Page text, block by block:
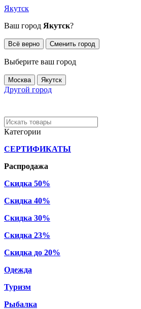
Якутск
Ваш город Якутск?
Всё верно Сменить город
Выберите ваш город
Москва Якутск
Другой город
Категории
СЕРТИФИКАТЫ
Распродажа
Скидка 50%
Скидка 40%
Скидка 30%
Скидка 23%
Скидка до 20%
Одежда
Туризм
Рыбалка